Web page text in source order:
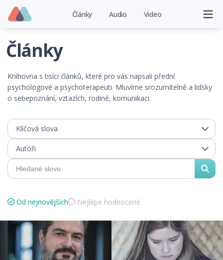
Články Audio Video
Články
Knihovna s tisíci článků, které pro vás napsali přední
psychologové a psychoterapeuti. Mluvíme srozumitelně a lidsky
o sebepoznání, vztazích, rodině, komunikaci.
Klíčová slova
Autoři
Od nejnovějších Nejlépe hodnocené